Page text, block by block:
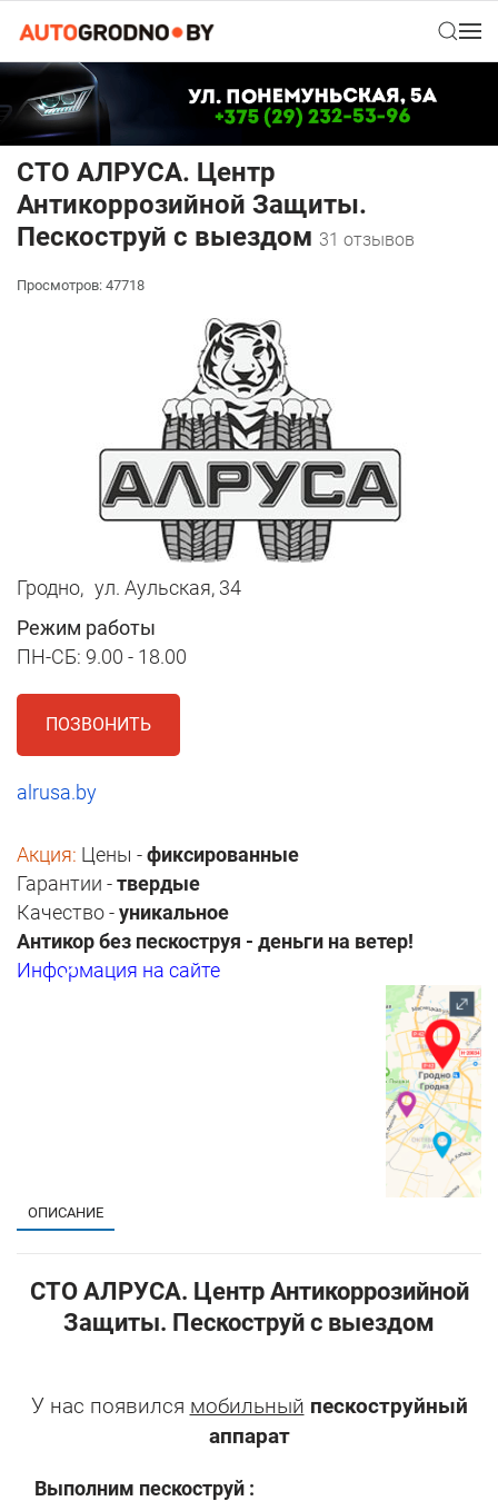
СТО АЛРУСА. Центр
Антикоррозийной Защиты.
Пескоструй с выездом 31 отзывов
Просмотров: 47718
Гродно, ул. Аульская, 34
Режим работы
ПН-СБ: 9.00 - 18.00
ПОЗВОНИТЬ
alrusa.by
Акция: Цены -фиксированные
Гарантии -твердые
Качество -уникальное
Антикор без пескоструя - деньги на ветер!
Информация на сайте
ОПИСАНИЕ
СТО АЛРУСА. Центр Антикоррозийной
Защиты. Пескоструй с выездом
У нас появился мобильный пескоструйный
аппарат
Выполним пескоструй :